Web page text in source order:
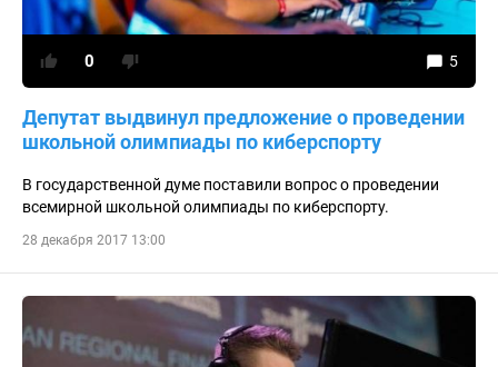
Депутат выдвинул предложение о проведении
школьной олимпиады по киберспорту
В государственной думе поставили вопрос о проведении
всемирной школьной олимпиады по киберспорту.
0 5
28 декабря 2017 13:00